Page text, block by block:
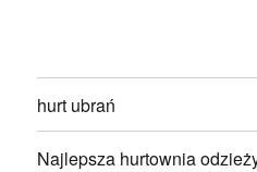
hurt ubrań
Najlepsza hurtownia